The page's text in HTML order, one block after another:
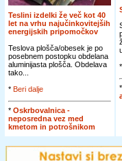
Teslini izdelki že več kot 40
let na vrhu najučinkovitejših
energijskih pripomočkov
Teslova plošča/obesek je po
posebnem postopku obdelana
aluminijasta plošča. Obdelava
tako...
* Beri dalje
* Oskrbovalnica -
neposredna vez med
kmetom in potrošnikom